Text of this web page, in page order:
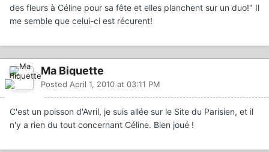
des fleurs à Céline pour sa fête et elles planchent sur un duo!" Il
me semble que celui-ci est récurent!
Ma Biquette
Posted April 1, 2010 at 03:11 PM
C'est un poisson d'Avril, je suis allée sur le Site du Parisien, et il
n'y a rien du tout concernant Céline. Bien joué !